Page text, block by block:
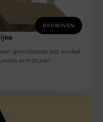
BEDRIJVEN
gemiddelde led-winkel
armaturen